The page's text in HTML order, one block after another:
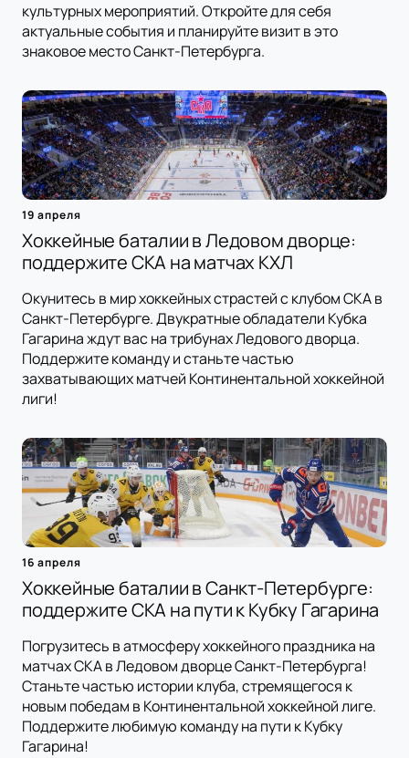
культурных мероприятий. Откройте для себя
актуальные события и планируйте визит в это
знаковое место Санкт-Петербурга.
19 апреля
Хоккейные баталии в Ледовом дворце:
поддержите СКА на матчах КХЛ
Окунитесь в мир хоккейных страстей с клубом СКА в
Санкт-Петербурге. Двукратные обладатели Кубка
Гагарина ждут вас на трибунах Ледового дворца.
Поддержите команду и станьте частью
захватывающих матчей Континентальной хоккейной
лиги!
16 апреля
Хоккейные баталии в Санкт-Петербурге:
поддержите СКА на пути к Кубку Гагарина
Погрузитесь в атмосферу хоккейного праздника на
матчах СКА в Ледовом дворце Санкт-Петербурга!
Станьте частью истории клуба, стремящегося к
новым победам в Континентальной хоккейной лиге.
Поддержите любимую команду на пути к Кубку
Гагарина!